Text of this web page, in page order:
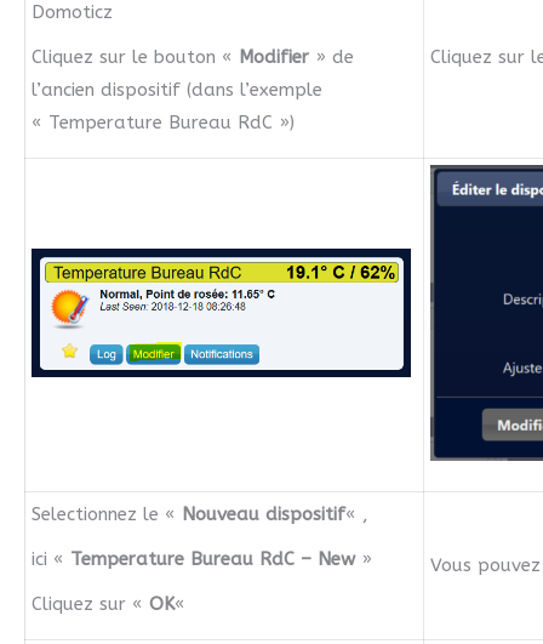
Domoticz
Cliquez sur le bouton « Modifier » de
l’ancien dispositif (dans l’exemple
« Temperature Bureau RdC »)
Cliquez sur
Selectionnez le « Nouveau dispositif« ,
ici « Temperature Bureau RdC – New»
Cliquez sur « OK«
Vous